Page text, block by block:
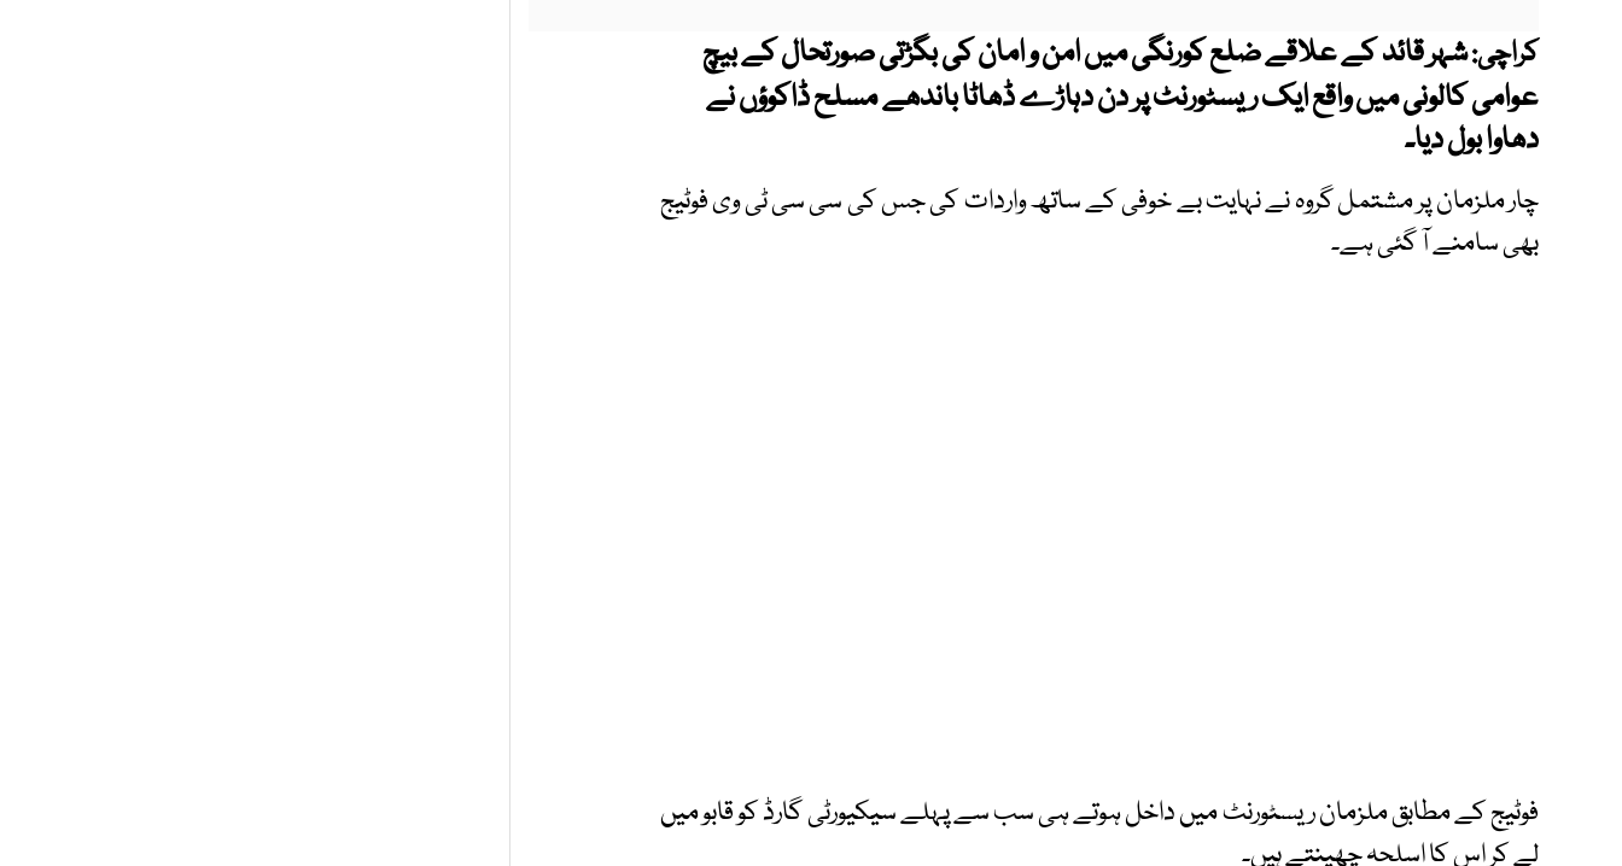
کراچی:شہر قائد کے علاقے ضلع کورنگی میں امن و امان کی بگڑتی صورتحال کے بیچ
عوامی کالونی میں واقع ایک ریسٹورنٹ پر دن دہاڑے ڈھاٹا باندھے مسلح ڈاکوؤں نے
دھاوا بول دیا۔
چار ملزمان پر مشتمل گروہ نے نہایت بے خوفی کے ساتھ واردات کی جس کی سی سی ٹی وی فوٹیج
بھی سامنے آ گئی ہے۔
فوٹیج کے مطابق ملزمان ریسٹورنٹ میں داخل ہوتے ہی سب سے پہلے سیکیورٹی گارڈ کو قابو میں
لے کر اس کا اسلحہ چھینتے ہیں۔